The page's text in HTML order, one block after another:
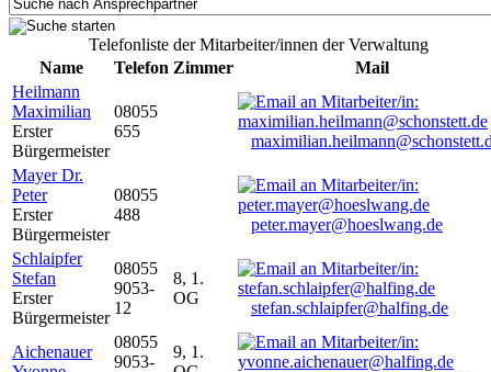
Telefonliste der Mitarbeiter/innen der Verwaltung
Name
Telefon Zimmer
Mail
Heilmann
Maximilian
Erster
Bürgermeister
08055
655
Mayer Dr.
Peter
Erster
Bürgermeister
08055
488
peter.mayer@hoeslwang.de
Schlaipfer
Stefan
Erster
Bürgermeister
08055
9053-
12
8, 1.
OG
stefan.schlaipfer@halfing.de
Aichenauer
08055
9053-
9, 1.